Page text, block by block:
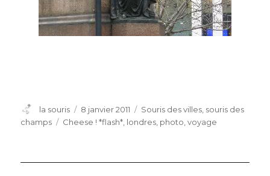
Auteur
la souris
Publié
le
8 janvier 2011 Catégories
Souris des villes, souris des
champs
Étiquettes
Cheese ! *flash*, londres, photo,voyage